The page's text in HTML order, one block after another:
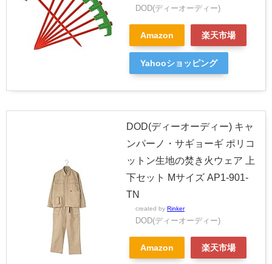
DOD(ディーオーディー)
Amazon 楽天市場
Yahooショッピング
DOD(ディーオーディー) キャ
ンパーノ・サギョーギ ポリコ
ットン生地の焚き火ウェア 上
下セット Mサイズ AP1-901-
TN
created by Rinker
DOD(ディーオーディー)
Amazon 楽天市場